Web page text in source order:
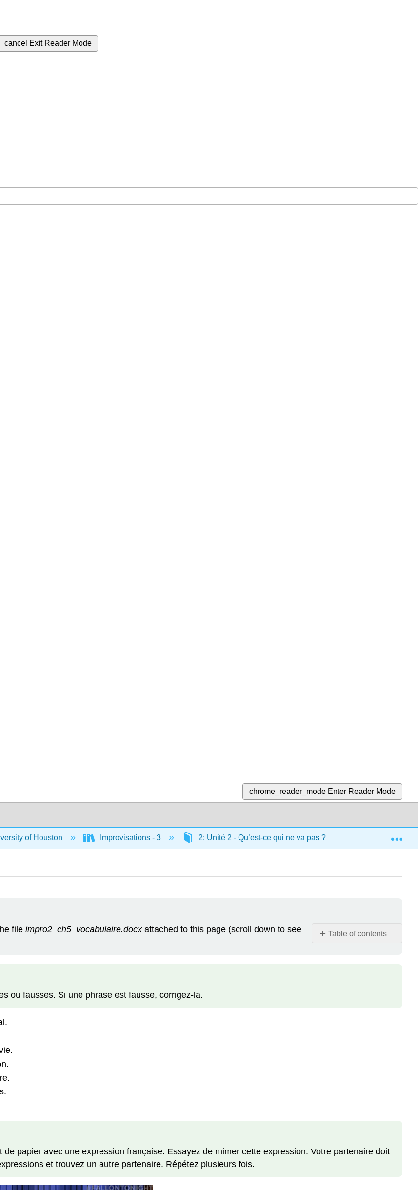
cancel Exit Reader Mode
chrome_reader_mode Enter Reader Mode
of Houston Improvisations - 3 2: Unité 2 - Qu’est-ce qui ne va pas ? 2.2:
Table of contents
Activité
9A
file impro2_ch5_vocabulaire.docx attached to this page (scroll down to see
ou fausses. Si une phrase est fausse, corrigez-la.
papier avec une expression française. Essayez de mimer cette expression. Votre partenaire doit
et trouvez un autre partenaire. Répétez plusieurs fois.